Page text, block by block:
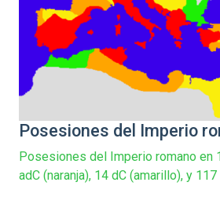
Posesiones del Imperio
Posesiones del Imperio romano en
adC (naranja), 14 dC (amarillo), y